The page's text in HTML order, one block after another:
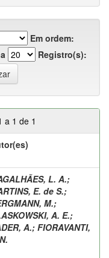
Em ordem:
Registro(s):
a 1 de 1
L. A.;
E. de S.;
M.;
A. E.;
A.; FIORAVANTI,